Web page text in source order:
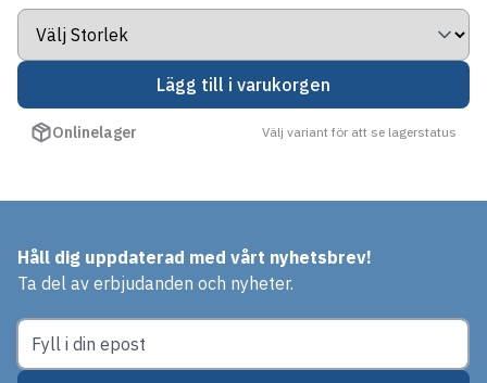
Lägg till i varukorgen
Onlinelager Välj variant för att se lagerstatus
Håll dig uppdaterad med vårt nyhetsbrev!
Ta del av erbjudanden och nyheter.